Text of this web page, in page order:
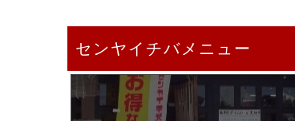
センヤイチバメニュー